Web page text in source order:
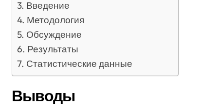
Введение
Методология
Обсуждение
Результаты
Статистические данные
Выводы